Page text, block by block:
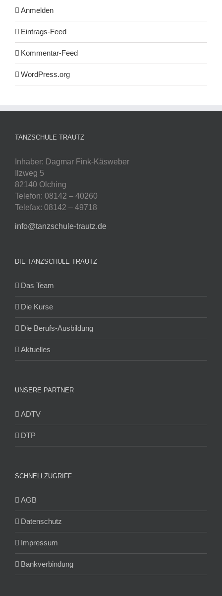
Anmelden
Eintrags-Feed
Kommentar-Feed
WordPress.org
TANZSCHULE TRAUTZ
Inhaber: Dagmar Fink-Käsweber
Ilzweg 5
82140 Olching
Telefon: 08142 – 40260
Telefax: 08142 – 49718
info@tanzschule-trautz.de
DIE TANZSCHULE TRAUTZ
Das Team
Die Kurse
Die Berufs-Ausbildung
Aktuelles
UNSERE PARTNER
ADTV
DTP
SCHNELLZUGRIFF
AGB
Datenschutz
Impressum
Bankverbindung